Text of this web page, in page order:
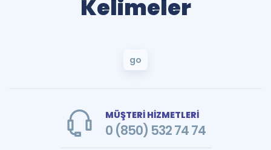
Kelimeler
go
MÜŞTERİ HİZMETLERİ
0 (850) 532 74 74